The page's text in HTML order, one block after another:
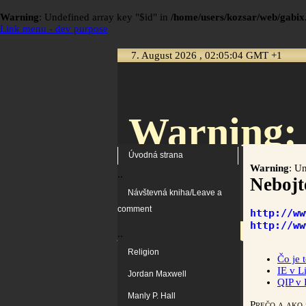
Warning: Undefined array key "$id" in /home/users/kozsar/web/
Link menu - dev purpose
7. August 2026 , 02:05:04 GMT +1
Warning:
/home/
Úvodná strana
..
Návštevná kniha/Leave a
comment
..
Religion
Jordan Maxwell
Manly P. Hall
Warning:
http://
http://
Čo je
IE v
QIP v